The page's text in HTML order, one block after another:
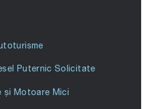
Puternic Solicitate
și Motoare Mici